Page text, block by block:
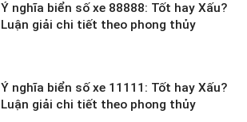
Ý nghĩa biển số xe 88888: Tốt hay Xấu?
Luận giải chi tiết theo phong thủy
Ý nghĩa biển số xe 11111: Tốt hay Xấu?
Luận giải chi tiết theo phong thủy